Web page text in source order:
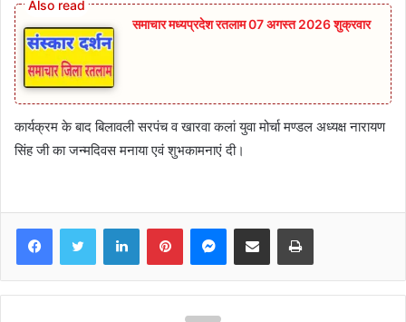
समाचार मध्यप्रदेश रतलाम 07 अगस्त 2026 शुक्रवार
कार्यक्रम के बाद बिलावली सरपंच व खारवा कलां युवा मोर्चा मण्डल अध्यक्ष नारायण
सिंह जी का जन्मदिवस मनाया एवं शुभकामनाएं दी।
FacebookTwitter LinkedInPinterestMessenger
Share via Email Print